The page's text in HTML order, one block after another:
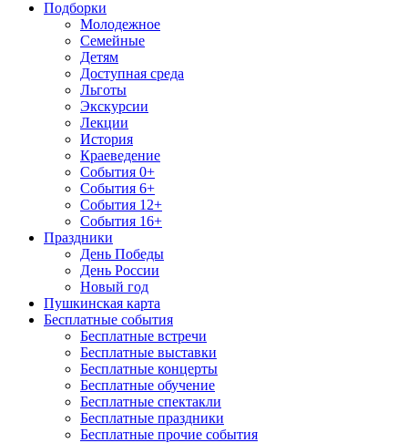
Подборки
Молодежное
Семейные
Детям
Доступная среда
Льготы
Экскурсии
Лекции
История
Краеведение
События 0+
События 6+
События 12+
События 16+
Праздники
День Победы
День России
Новый год
Пушкинская карта
Бесплатные события
Бесплатные встречи
Бесплатные выставки
Бесплатные концерты
Бесплатные обучение
Бесплатные спектакли
Бесплатные праздники
Бесплатные прочие события